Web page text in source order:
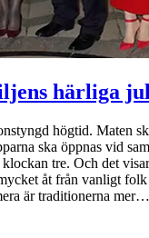
härliga
högtid. Maten
ska öppnas vid
tre. Och det
åt från vanligt
är traditionerna mer…